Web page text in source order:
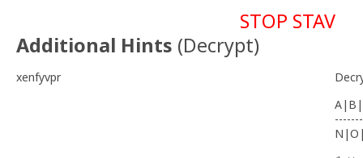
STOP STAV
Additional Hints (Decrypt)
xenfyvpr